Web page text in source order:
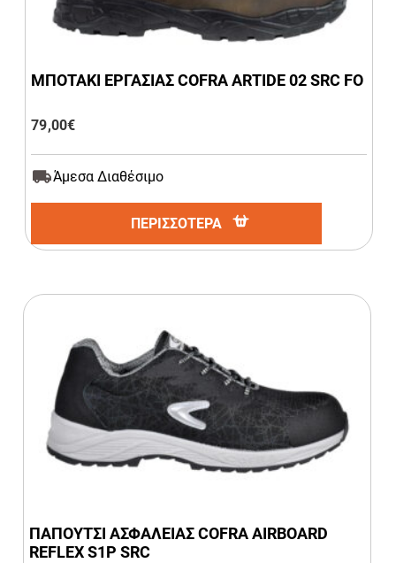
ΜΠΟΤΑΚΙ ΕΡΓΑΣΙΑΣ COFRA ARTIDE 02 SRC FO
79,00€
Άμεσα Διαθέσιμο
ΠΕΡΙΣΣΟΤΕΡΑ
ΠΑΠΟΥΤΣΙ ΑΣΦΑΛΕΙΑΣ COFRA AIRBOARD
REFLEX S1P SRC